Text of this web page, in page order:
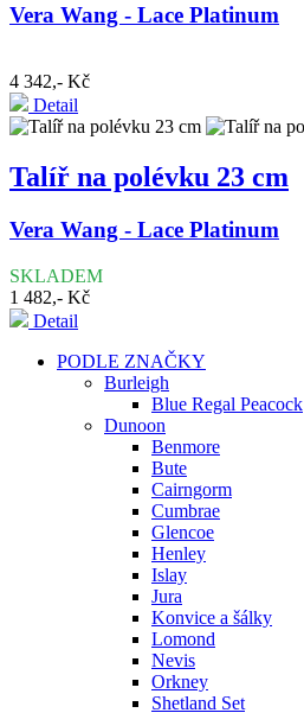
Vera Wang - Lace Platinum
4 342,- Kč
Detail
Talíř na polévku 23 cm
Vera Wang - Lace Platinum
SKLADEM
1 482,- Kč
Detail
PODLE ZNAČKY
Burleigh
Blue Regal Peacock
Dunoon
Benmore
Bute
Cairngorm
Cumbrae
Glencoe
Henley
Islay
Jura
Konvice a šálky
Lomond
Nevis
Orkney
Shetland Set